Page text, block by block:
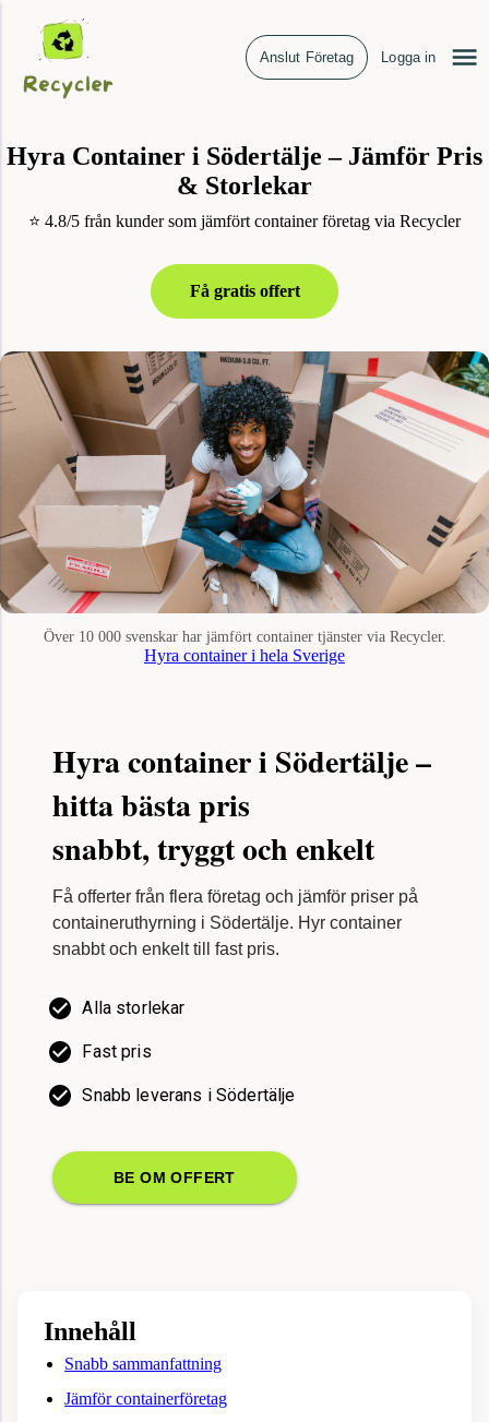
Anslut Företag Logga in
Hyra Container i Södertälje – Jämför Pris
& Storlekar
⭐ 4.8/5 från kunder som jämfört container företag via Recycler
Få gratis offert
Över 10 000 svenskar har jämfört container tjänster via Recycler.
Hyra container i hela Sverige
Hyra container i Södertälje –
hitta bästa pris
snabbt, tryggt och enkelt
Få offerter från flera företag och jämför priser på
containeruthyrning i Södertälje. Hyr container
snabbt och enkelt till fast pris.
Alla storlekar
Fast pris
Snabb leverans i Södertälje
BE OM OFFERT
Innehåll
Snabb sammanfattning
Jämför containerföretag